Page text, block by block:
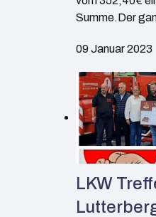
Summe.Der
09 Januar 2023
LKW